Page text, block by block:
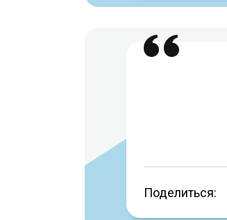
Поделиться: